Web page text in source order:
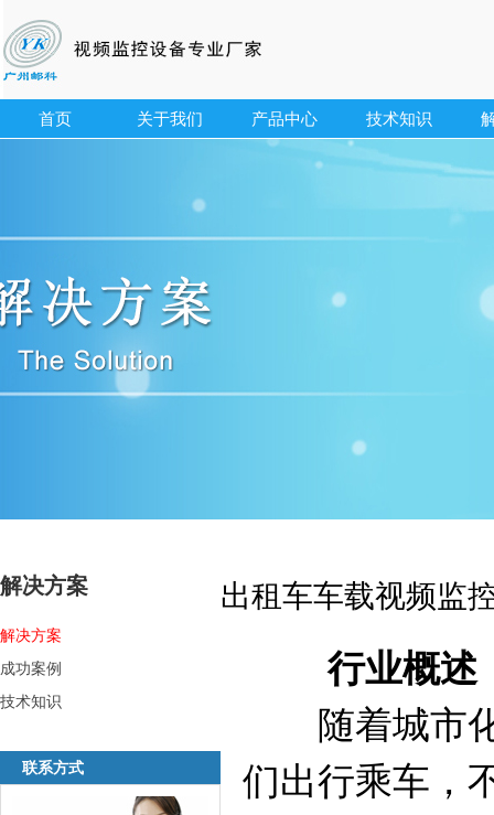
首页 关于我们 产品中心 技术知识
解决方案
解决方案
成功案例
技术知识
联系方式
出租车车载视频监
行业概述
随着城市化
们出行乘车，